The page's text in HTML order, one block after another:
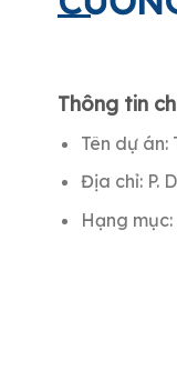
Thông tin
Tên dự án:
Địa chỉ: P.
Hạng